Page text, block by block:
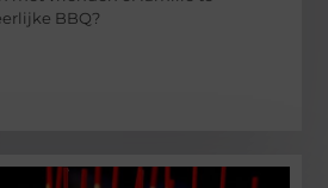
BBQ?